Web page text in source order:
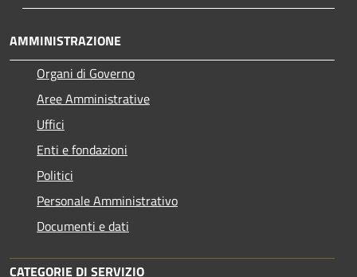
AMMINISTRAZIONE
Organi di Governo
Aree Amministrative
Uffici
Enti e fondazioni
Politici
Personale Amministrativo
Documenti e dati
CATEGORIE DI SERVIZIO